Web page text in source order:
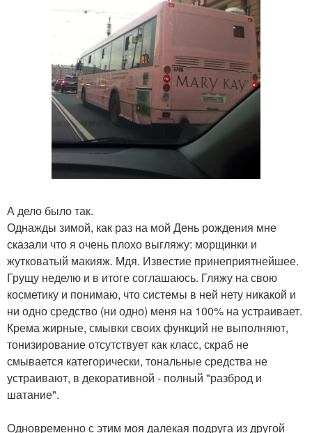
А дело было так.
Однажды зимой, как раз на мой День рождения мне
сказали что я очень плохо выгляжу: морщинки и
жутковатый макияж. Мдя. Известие принеприятнейшее.
Грущу неделю и в итоге соглашаюсь. Гляжу на свою
косметику и понимаю, что системы в ней нету никакой и
ни одно средство (ни одно) меня на 100% на устраивает.
Крема жирные, смывки своих функций не выполняют,
тонизирование отсутствует как класс, скраб не
смывается категорически, тональные средства не
устраивают, в декоративной - полный "разброд и
шатание".
Одновременно с этим моя далекая подруга из другой